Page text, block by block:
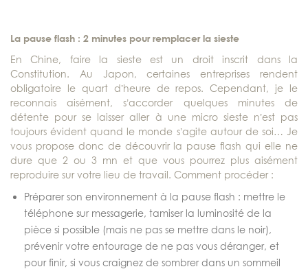
La pause flash : 2 minutes pour remplacer la sieste
En Chine, faire la sieste est un droit inscrit dans la
Constitution. Au Japon, certaines entreprises rendent
obligatoire le quart d’heure de repos. Cependant, je le
reconnais aisément, s’accorder quelques minutes de
détente pour se laisser aller à une micro sieste n’est pas
toujours évident quand le monde s’agite autour de soi… Je
vous propose donc de découvrir la pause flash qui elle ne
dure que 2 ou 3 mn et que vous pourrez plus aisément
reproduire sur votre lieu de travail. Comment procéder :
Préparer son environnement à la pause flash : mettre le
téléphone sur messagerie, tamiser la luminosité de la
pièce si possible (mais ne pas se mettre dans le noir),
prévenir votre entourage de ne pas vous déranger, et
pour finir, si vous craignez de sombrer dans un sommeil